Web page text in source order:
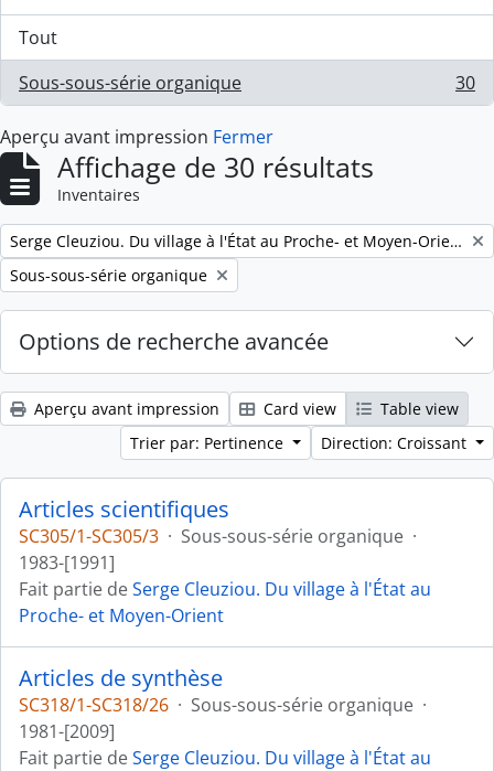
Tout
Sous-sous-série organique
, 30 résultats 30
Aperçu avant impression Fermer
Affichage de 30 résultats
Inventaires
Remove filter:
Serge Cleuziou. Du village à l'État au Proche- et Moyen-Orient
Remove filter:
Sous-sous-série organique
Options de recherche avancée
Aperçu avant impression Card view
Table view
Trier par: Pertinence
Direction: Croissant
Articles scientifiques
SC305/1-SC305/3 · Sous-sous-série organique ·
1983-[1991]
Fait partie deSerge Cleuziou. Du village à l'État au
Proche- et Moyen-Orient
Articles de synthèse
SC318/1-SC318/26 · Sous-sous-série organique ·
1981-[2009]
Fait partie deSerge Cleuziou. Du village à l'État au